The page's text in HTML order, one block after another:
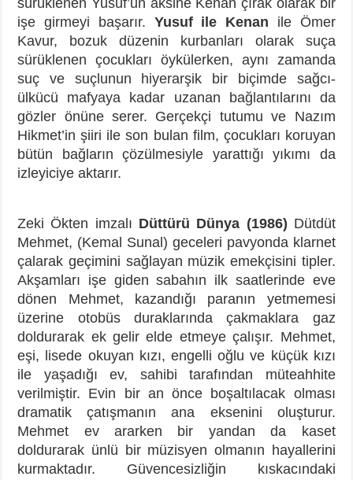
işe girmeyi başarır. Yusuf ile Kenan ile Ömer
Kavur, bozuk düzenin kurbanları olarak suça
sürüklenen çocukları öykülerken, aynı zamanda
suç ve suçlunun hiyerarşik bir biçimde sağcı-
ülkücü mafyaya kadar uzanan bağlantılarını da
gözler önüne serer. Gerçekçi tutumu ve Nazım
Hikmet’in şiiri ile son bulan film, çocukları koruyan
bütün bağların çözülmesiyle yarattığı yıkımı da
izleyiciye aktarır.
Zeki Ökten imzalı Düttürü Dünya (1986) Dütdüt
Mehmet, (Kemal Sunal) geceleri pavyonda klarnet
çalarak geçimini sağlayan müzik emekçisini tipler.
Akşamları işe giden sabahın ilk saatlerinde eve
dönen Mehmet, kazandığı paranın yetmemesi
üzerine otobüs duraklarında çakmaklara gaz
doldurarak ek gelir elde etmeye çalışır. Mehmet,
eşi, lisede okuyan kızı, engelli oğlu ve küçük kızı
ile yaşadığı ev, sahibi tarafından müteahhite
verilmiştir. Evin bir an önce boşaltılacak olması
dramatik çatışmanın ana eksenini oluşturur.
Mehmet ev ararken bir yandan da kaset
doldurarak ünlü bir müzisyen olmanın hayallerini
kurmaktadır. Güvencesizliğin kıskacındaki